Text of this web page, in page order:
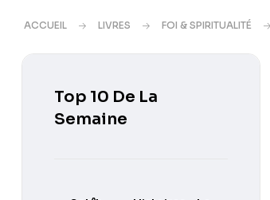
ACCUEIL LIVRES FOI & SPIRITUALITÉ
Top 10 De La
Semaine